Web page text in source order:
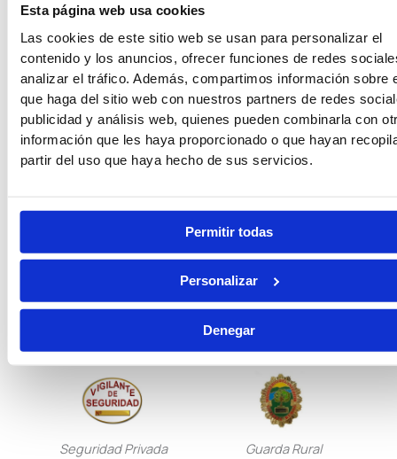
Esta página web usa cookies
Las cookies de este sitio web se usan para personalizar el
contenido y los anuncios, ofrecer funciones de redes
analizar el tráfico. Además, compartimos información sobre
que haga del sitio web con nuestros partners de redes
publicidad y análisis web, quienes pueden combinarla con
información que les haya proporcionado o que hayan
partir del uso que haya hecho de sus servicios.
Permitir todas
Personalizar
Denegar
Vigilancia Aduanera
Instituciones
Penitenciarias
Gestión Procesal
Seguridad Privada Guarda Rural